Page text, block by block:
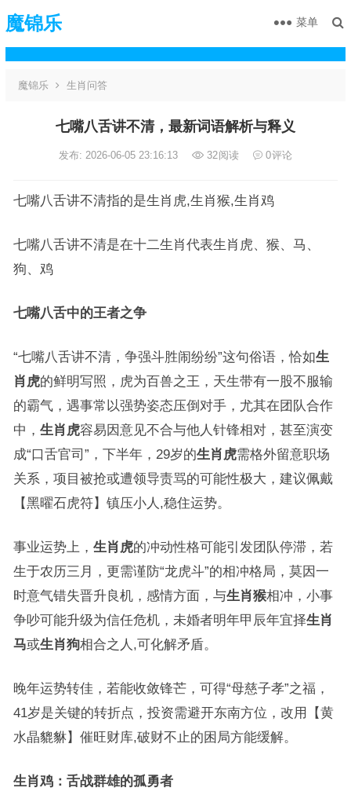
魔锦乐 菜单
魔锦乐 生肖问答
七嘴八舌讲不清，最新词语解析与释义
发布: 2026-06-05 23:16:13 32阅读 0评论
七嘴八舌讲不清指的是生肖虎,生肖猴,生肖鸡
七嘴八舌讲不清是在十二生肖代表生肖虎、猴、马、
狗、鸡
七嘴八舌中的王者之争
“七嘴八舌讲不清，争强斗胜闹纷纷”这句俗语，恰如生
肖虎的鲜明写照，虎为百兽之王，天生带有一股不服输
的霸气，遇事常以强势姿态压倒对手，尤其在团队合作
中， 生肖虎容易因意见不合与他人针锋相对，甚至演变
成“口舌官司”，下半年，29岁的生肖虎需格外留意职场
关系，项目被抢或遭领导责骂的可能性极大，建议佩戴
【黑曜石虎符】镇压小人,稳住运势。
事业运势上， 生肖虎的冲动性格可能引发团队停滞，若
生于农历三月，更需谨防“龙虎斗”的相冲格局，莫因一
时意气错失晋升良机，感情方面，与生肖猴相冲，小事
争吵可能升级为信任危机，未婚者明年甲辰年宜择生肖
马或生肖狗相合之人,可化解矛盾。
晚年运势转佳，若能收敛锋芒，可得“母慈子孝”之福，
41岁是关键的转折点，投资需避开东南方位，改用【黄
水晶貔貅】催旺财库,破财不止的困局方能缓解。
生肖鸡：舌战群雄的孤勇者